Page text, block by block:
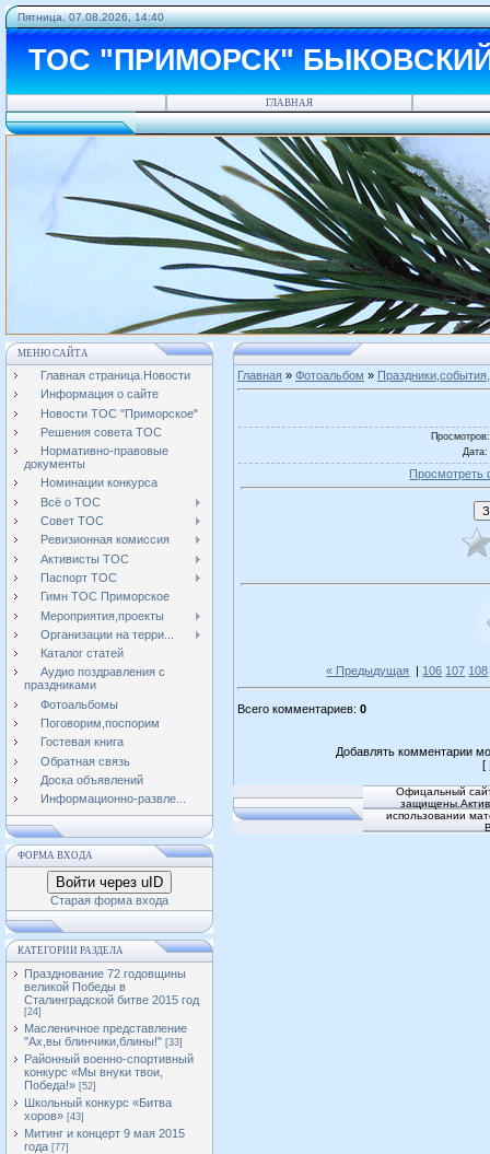
Пятница, 07.08.2026, 14:40
ТОС "ПРИМОРСК"
ГЛАВНАЯ
МЕНЮ САЙТА
Главная страница.Новости
Информация о сайте
Новости ТОС "Приморское"
Решения совета ТОС
Нормативно-правовые
документы
Номинации конкурса
Всё о ТОС
Совет ТОС
Ревизионная комиссия
Активисты ТОС
Паспорт ТОС
Гимн ТОС Приморское
Мероприятия,проекты
Организации на терри...
Каталог статей
Аудио поздравления с
праздниками
Фотоальбомы
Поговорим,поспорим
Гостевая книга
Обратная связь
Доска объявлений
Информационно-развле...
ФОРМА ВХОДА
Войти через uID
Старая форма входа
КАТЕГОРИИ РАЗДЕЛА
Празднование 72 годовщины
великой Победы в
Сталинградской битве 2015 год
[24]
Масленичное представление
"Ах,вы блинчики,блины!" [33]
Районный военно-спортивный
конкурс «Мы внуки твои,
Победа!» [52]
Школьный конкурс «Битва
хоров» [43]
Митинг и концерт 9 мая 2015
года [77]
Главная » Фотоальбом »
Просмотров
Дата:
Просмотреть
« Предыдущая | 106 107 108
Всего комментариев: 0
Добавлять комментарии
[
Офицальный
использовании